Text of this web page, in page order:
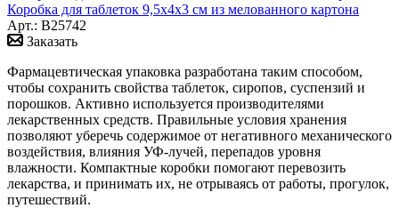
Коробка для таблеток 9,5х4х3 см из мелованного картона
Арт.: B25742
Заказать
Фармацевтическая упаковка разработана таким способом,
чтобы сохранить свойства таблеток, сиропов, суспензий и
порошков. Активно используется производителями
лекарственных средств. Правильные условия хранения
позволяют уберечь содержимое от негативного механического
воздействия, влияния УФ-лучей, перепадов уровня
влажности. Компактные коробки помогают перевозить
лекарства, и принимать их, не отрываясь от работы, прогулок,
путешествий.